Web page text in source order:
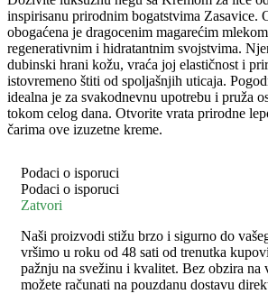
-
Velika
)
količina
inspirisanu prirodnim bogatstvima Zasavice.
obogaćena je dragocenim magarećim
regenerativnim i hidratantnim svojstvima.
dubinski hrani kožu, vraća joj elastičnost i
istovremeno štiti od spoljašnjih uticaja.
idealna je za svakodnevnu upotrebu i pruža
tokom celog dana. Otvorite vrata prirodne
čarima ove izuzetne kreme.
Podaci o isporuci
Podaci o isporuci
Zatvori
Naši proizvodi stižu brzo i sigurno do
vršimo u roku od 48 sati od trenutka
pažnju na svežinu i kvalitet. Bez obzira na
možete računati na pouzdanu dostavu